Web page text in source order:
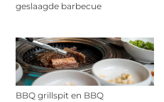
geslaagde barbecue
BBQ grillspit en BBQ